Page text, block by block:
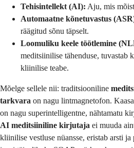
Tehisintellekt (AI): Aju, mis
Automaatne kõnetuvastus
räägitud sõnu täpselt.
Loomuliku keele töötlemine
meditsiinilise tähenduse, tuvastab
kliinilise teabe.
Mõelge sellele nii: traditsiooniline
tarkvara on nagu lintmagnetofon.
on nagu superintelligentne, nähtamatu
AI meditsiiniline kirjutaja ei muuda
kliinilise vestluse nüansse, eristab arsti